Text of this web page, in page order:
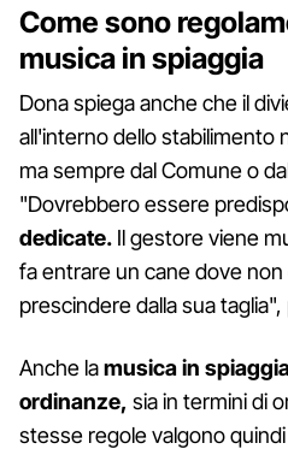
Come sono
musica in spiaggia
Dona spiega anche che il
all'interno dello stabilimento
ma sempre dal Comune o
"Dovrebbero essere
dedicate. Il gestore viene
fa entrare un cane dove
prescindere dalla sua
Anche lamusica in
ordinanze, sia in termini di
stesse regole valgono